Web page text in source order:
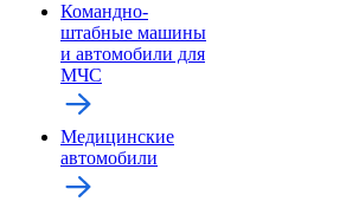
Командно-
штабные машины
и автомобили для
МЧС
Медицинские
автомобили